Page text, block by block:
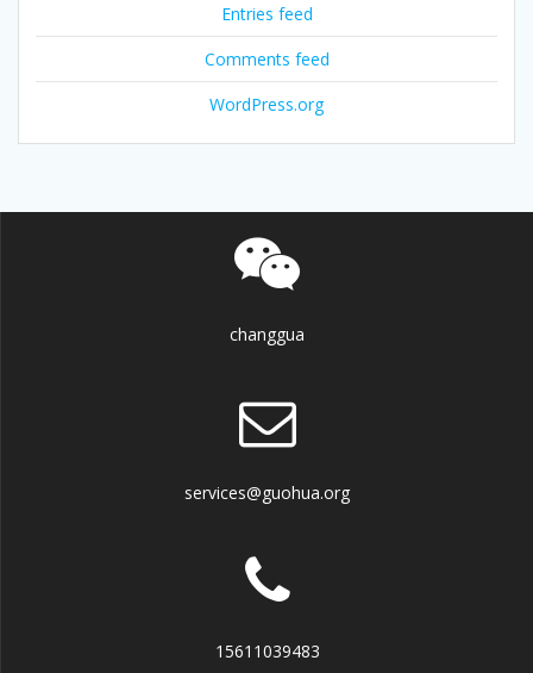
Entries feed
Comments feed
WordPress.org
changgua
services@guohua.org
15611039483